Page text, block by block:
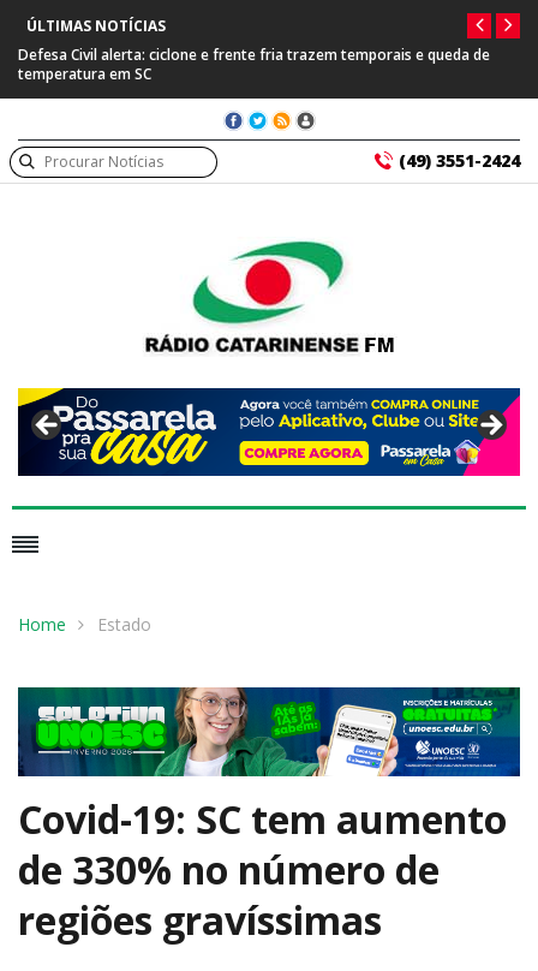
ÚLTIMAS NOTÍCIAS
Defesa Civil alerta: ciclone e frente fria trazem temporais e queda de
temperatura em SC
(49) 3551-2424
Home Estado
Covid-19: SC tem aumento
de 330% no número de
regiões gravíssimas